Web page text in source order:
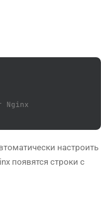
Nginx
настроить
появятся строки с